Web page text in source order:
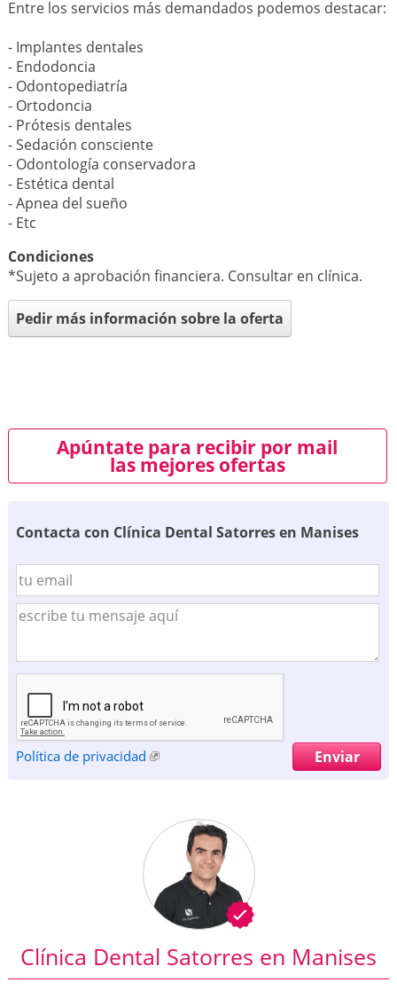
Entre los servicios más demandados podemos destacar:
- Implantes dentales
- Endodoncia
- Odontopediatría
- Ortodoncia
- Prótesis dentales
- Sedación consciente
- Odontología conservadora
- Estética dental
- Apnea del sueño
- Etc
Condiciones
*Sujeto a aprobación financiera. Consultar en clínica.
Pedir más información sobre la oferta
Apúntate para recibir por mail
las mejores ofertas
Contacta con Clínica Dental Satorres en Manises
Política de privacidad
Clínica Dental Satorres en Manises